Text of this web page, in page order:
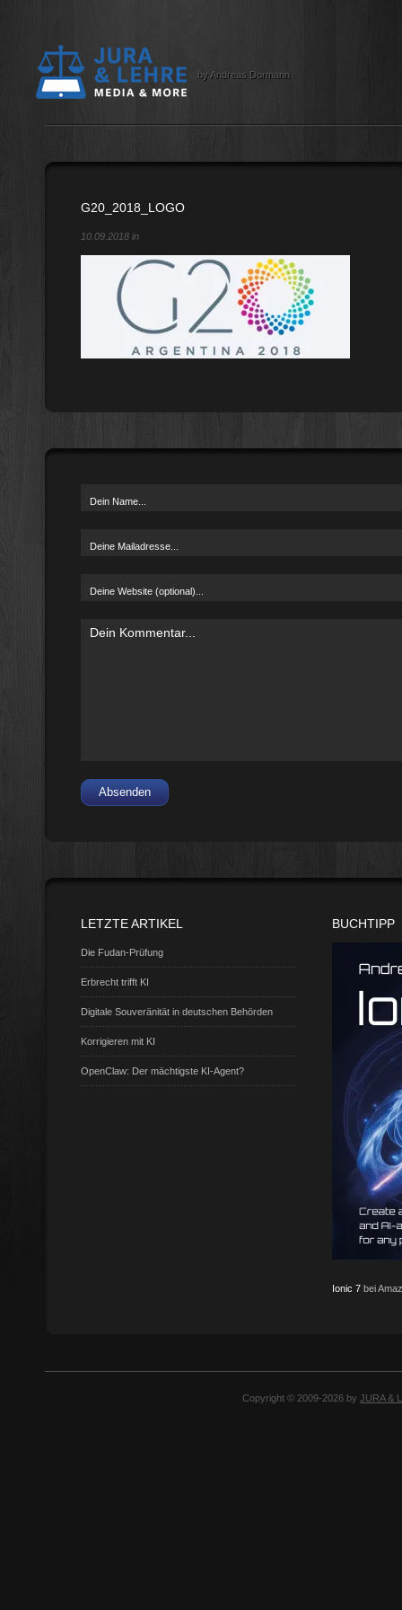
by Andreas Dormann
G20_2018_LOGO
10.09.2018 in
Absenden
LETZTE ARTIKEL
Die Fudan-Prüfung
Erbrecht trifft KI
Digitale Souveränität in deutschen Behörden
Korrigieren mit KI
OpenClaw: Der mächtigste KI-Agent?
BUCHTIPP
Ionic 7 bei
Copyright © 2009-2026 by JURA &